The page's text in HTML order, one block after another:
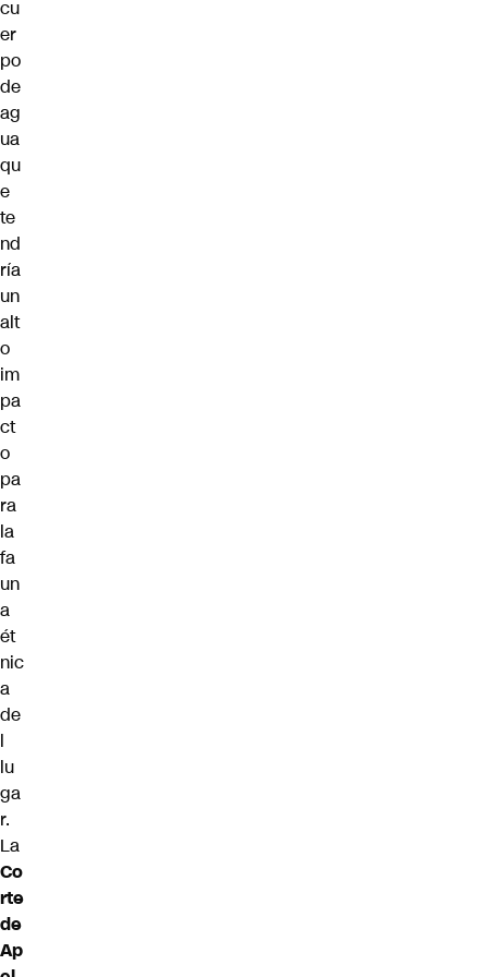
cu
er
po
de
ag
ua
qu
e
te
nd
ría
un
alt
o
im
pa
ct
o
pa
ra
la
fa
un
a
ét
nic
a
de
l
lu
ga
r.
La
Co
rte
de
Ap